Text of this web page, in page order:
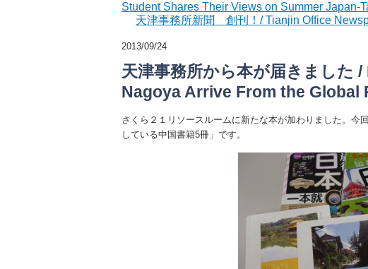
Student Shares Their Views on Summer Japan-
天津事務所新聞 創刊！/ Tianjin Office
2013/09/24
天津事務所から本が届きました
Nagoya Arrive From the Global
さくら２１リソースルームに新たな本が加わりました。今
している中国書籍5冊」です。